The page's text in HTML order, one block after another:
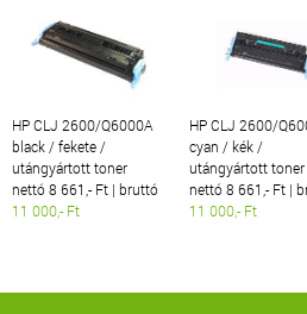
HP CLJ 2600/Q6000A
black / fekete /
utángyártott toner
nettó 8 661,- Ft | bruttó
11 000,- Ft
HP CLJ 2600/
cyan / kék /
utángyártott toner
nettó 8 661,- Ft |
11 000,- Ft